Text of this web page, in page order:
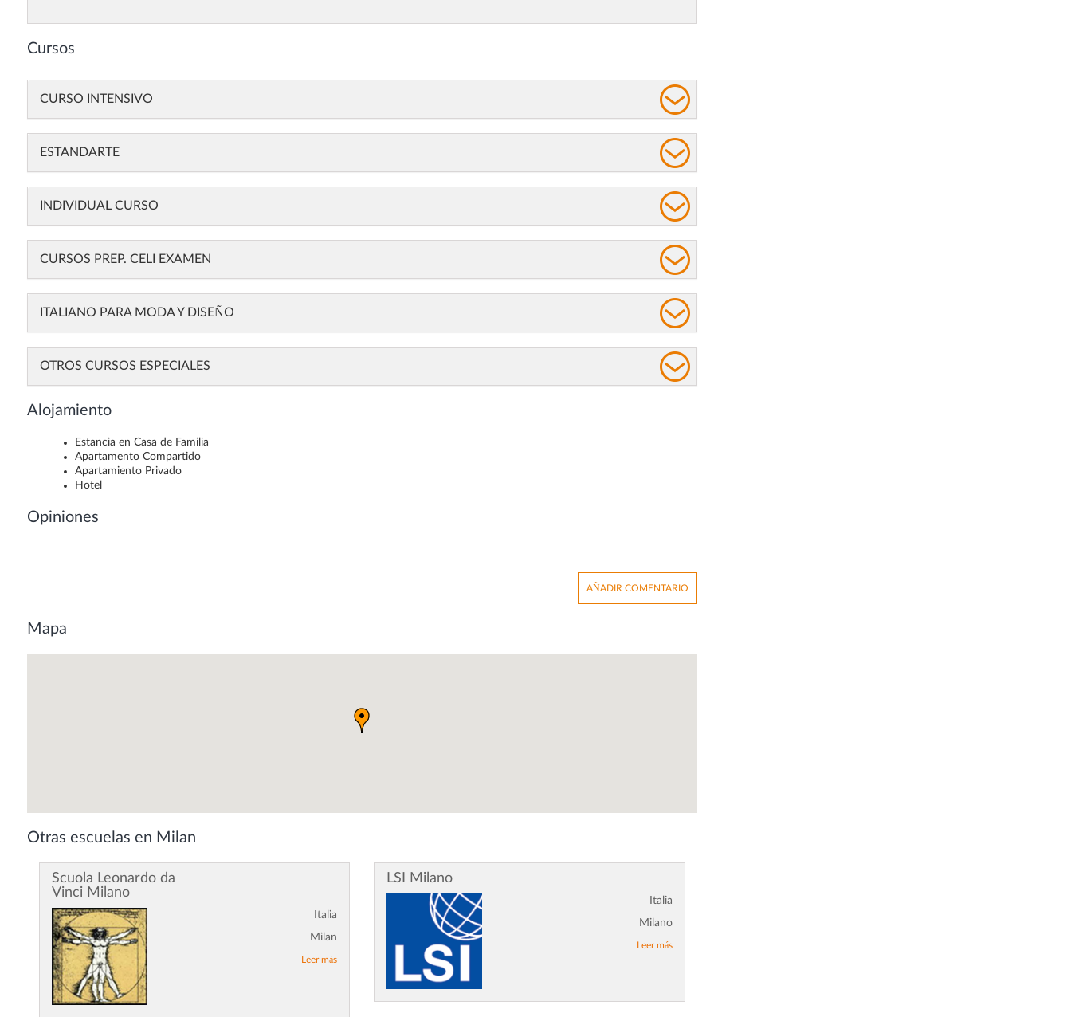
Cursos
CURSO INTENSIVO
ESTANDARTE
INDIVIDUAL CURSO
CURSOS PREP. CELI EXAMEN
ITALIANO PARA MODA Y DISEÑO
OTROS CURSOS ESPECIALES
Alojamiento
Estancia en Casa de Familia
Apartamento Compartido
Apartamiento Privado
Hotel
Opiniones
AÑADIR COMENTARIO
Mapa
Otras escuelas en Milan
Scuola Leonardo da
Vinci Milano
Italia
Milan
Leer más
LSI Milano
Italia
Milano
Leer más